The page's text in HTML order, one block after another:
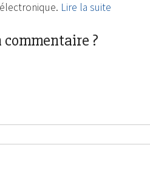
Lire la suite
commentaire ?